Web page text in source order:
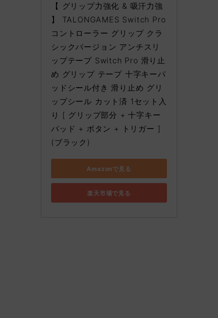
【 グリップ力強化 & 吸汗力強
】 TALONGAMES Switch Pro
コントローラー グリップ クラ
シックバージョン アンチスリ
ップテープ Switch Pro 滑り止
め グリップ テープ 十字キーパ
ッドシール付き 滑り止め グリ
ップシール カット済 1セット入
り [ グリップ部分 + 十字キー
パッド + ボタン + トリガー ]
(ブラック)
Amazonで見る
楽天市場で見る